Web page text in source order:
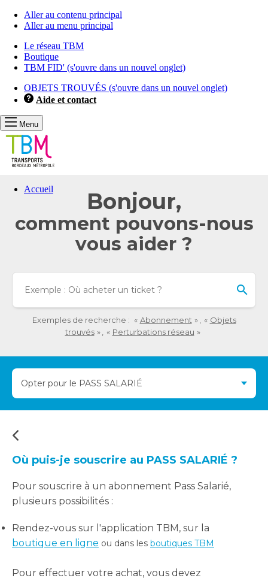
Aller au contenu principal
Aller au menu principal
Le réseau TBM
Boutique
TBM FID' (s'ouvre dans un nouvel onglet)
OBJETS TROUVÉS (s'ouvre dans un nouvel onglet)
Aide et contact
Menu
Accueil
allez
redirigé
vers
détaillée
Bonjour,
comment pouvons-nous
vous aider ?
la
Exemples de recherche : Abonnement
Objets
trouvés
Perturbations réseau
Opter pour le PASS SALARIÉ
Où puis-je souscrire au PASS SALARIÉ ?
Pour souscrire à un abonnement Pass Salarié,
plusieurs possibilités :
Rendez-vous sur l'application TBM, sur la
boutique en ligne ou dans les boutiques TBM
Pour effectuer votre achat, vous devez